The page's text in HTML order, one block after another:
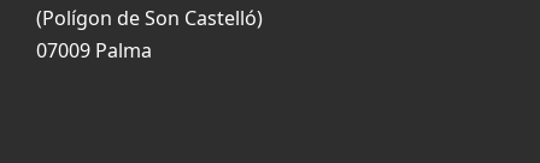
(Polígon de Son Castelló)
07009 Palma